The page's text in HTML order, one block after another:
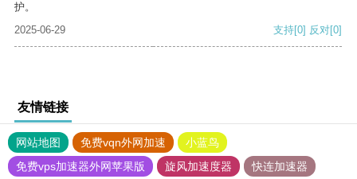
护。
2025-06-29
支持[0] 反对[0]
友情链接
网站地图 免费vqn外网加速
小蓝鸟
免费vps加速器外网苹果版
旋风加速度器
快连加速器